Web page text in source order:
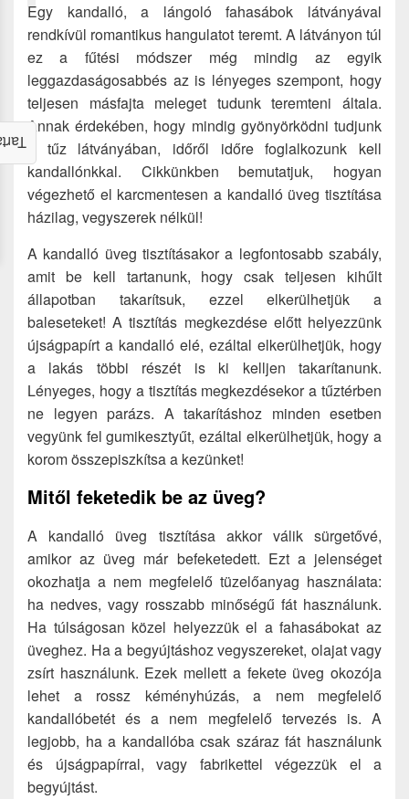
Egy kandalló, a lángoló fahasábok látványával
rendkívül romantikus hangulatot teremt. A látványon túl
ez a fűtési módszer még mindig az egyik
leggazdaságosabbés az is lényeges szempont, hogy
teljesen másfajta meleget tudunk teremteni általa.
Annak érdekében, hogy mindig gyönyörködni tudjunk
a tűz látványában, időről időre foglalkozunk kell
kandallónkkal. Cikkünkben bemutatjuk, hogyan
végezhető el karcmentesen a kandalló üveg tisztítása
házilag, vegyszerek nélkül!
A kandalló üveg tisztításakor a legfontosabb szabály,
amit be kell tartanunk, hogy csak teljesen kihűlt
állapotban takarítsuk, ezzel elkerülhetjük a
baleseteket! A tisztítás megkezdése előtt helyezzünk
újságpapírt a kandalló elé, ezáltal elkerülhetjük, hogy
a lakás többi részét is ki kelljen takarítanunk.
Lényeges, hogy a tisztítás megkezdésekor a tűztérben
ne legyen parázs. A takarításhoz minden esetben
vegyünk fel gumikesztyűt, ezáltal elkerülhetjük, hogy a
korom összepiszkítsa a kezünket!
Mitől feketedik be az üveg?
A kandalló üveg tisztítása akkor válik sürgetővé,
amikor az üveg már befeketedett. Ezt a jelenséget
okozhatja a nem megfelelő tüzelőanyag használata:
ha nedves, vagy rosszabb minőségű fát használunk.
Ha túlságosan közel helyezzük el a fahasábokat az
üveghez. Ha a begyújtáshoz vegyszereket, olajat vagy
zsírt használunk. Ezek mellett a fekete üveg okozója
lehet a rossz kéményhúzás, a nem megfelelő
kandallóbetét és a nem megfelelő tervezés is. A
legjobb, ha a kandallóba csak száraz fát használunk
és újságpapírral, vagy fabrikettel végezzük el a
begyújtást.